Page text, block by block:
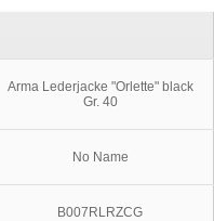
Arma Lederjacke "Orlette" black
Gr. 40
No Name
B007RLRZCG